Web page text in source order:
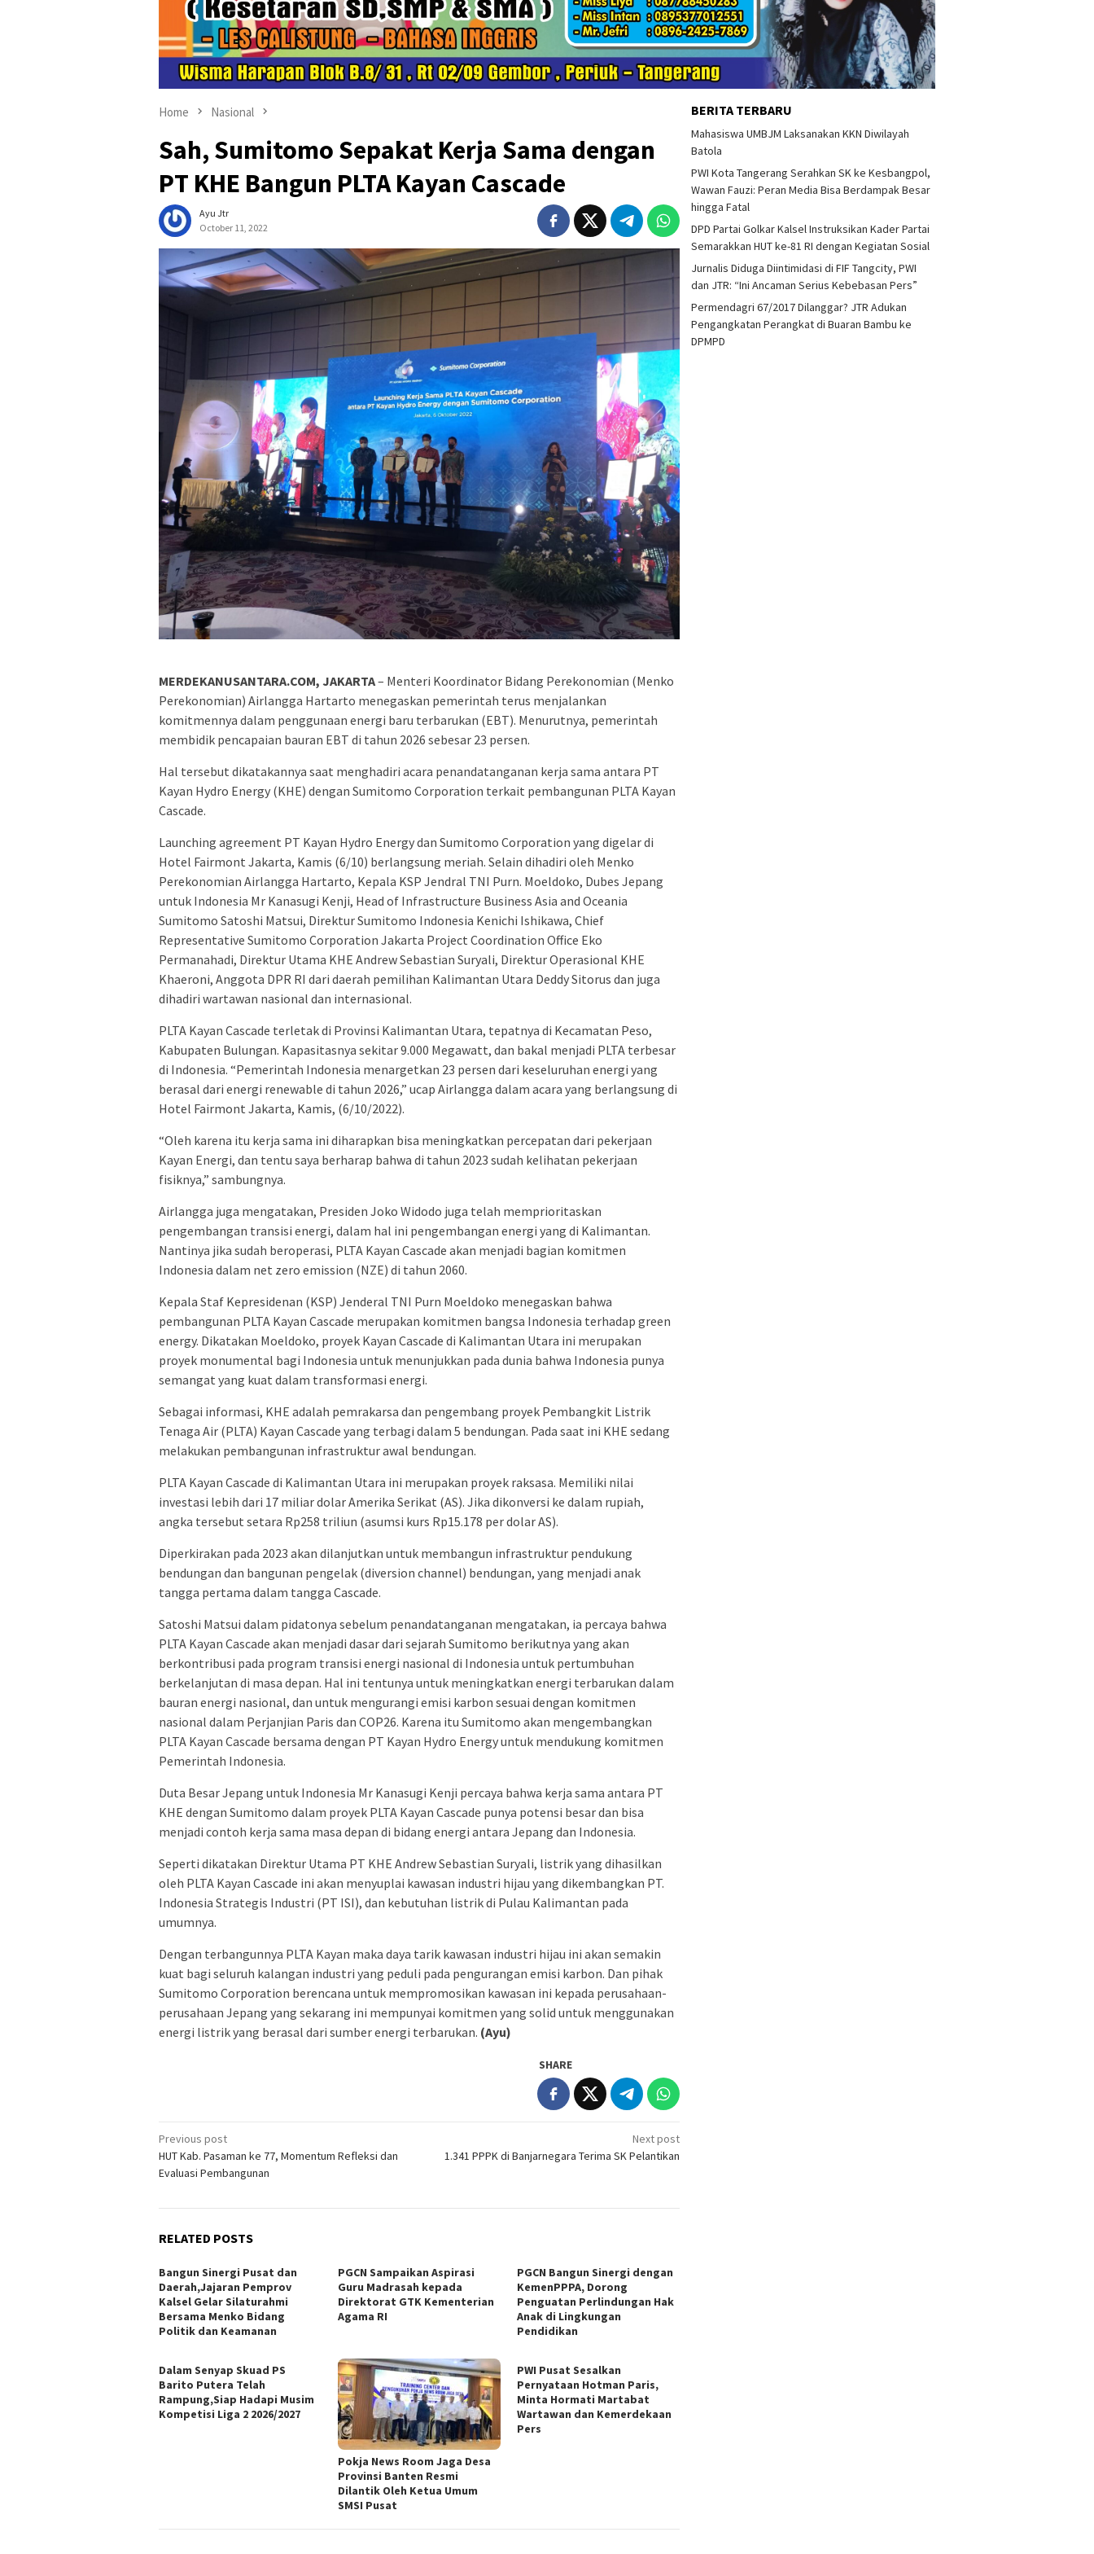
Home Nasional
Sah, Sumitomo Sepakat Kerja Sama dengan
PT KHE Bangun PLTA Kayan Cascade
Ayu Jtr
October 11, 2022
MERDEKANUSANTARA.COM, JAKARTA– Menteri Koordinator Bidang Perekonomian (Menko
Perekonomian) Airlangga Hartarto menegaskan pemerintah terus menjalankan
komitmennya dalam penggunaan energi baru terbarukan (EBT). Menurutnya, pemerintah
membidik pencapaian bauran EBT di tahun 2026 sebesar 23 persen.
Hal tersebut dikatakannya saat menghadiri acara penandatanganan kerja sama antara PT
Kayan Hydro Energy (KHE) dengan Sumitomo Corporation terkait pembangunan PLTA Kayan
Cascade.
Launching agreement PT Kayan Hydro Energy dan Sumitomo Corporation yang digelar di
Hotel Fairmont Jakarta, Kamis (6/10) berlangsung meriah. Selain dihadiri oleh Menko
Perekonomian Airlangga Hartarto, Kepala KSP Jendral TNI Purn. Moeldoko, Dubes Jepang
untuk Indonesia Mr Kanasugi Kenji, Head of Infrastructure Business Asia and Oceania
Sumitomo Satoshi Matsui, Direktur Sumitomo Indonesia Kenichi Ishikawa, Chief
Representative Sumitomo Corporation Jakarta Project Coordination Office Eko
Permanahadi, Direktur Utama KHE Andrew Sebastian Suryali, Direktur Operasional KHE
Khaeroni, Anggota DPR RI dari daerah pemilihan Kalimantan Utara Deddy Sitorus dan juga
dihadiri wartawan nasional dan internasional.
PLTA Kayan Cascade terletak di Provinsi Kalimantan Utara, tepatnya di Kecamatan Peso,
Kabupaten Bulungan. Kapasitasnya sekitar 9.000 Megawatt, dan bakal menjadi PLTA terbesar
di Indonesia. “Pemerintah Indonesia menargetkan 23 persen dari keseluruhan energi yang
berasal dari energi renewable di tahun 2026,” ucap Airlangga dalam acara yang berlangsung di
Hotel Fairmont Jakarta, Kamis, (6/10/2022).
“Oleh karena itu kerja sama ini diharapkan bisa meningkatkan percepatan dari pekerjaan
Kayan Energi, dan tentu saya berharap bahwa di tahun 2023 sudah kelihatan pekerjaan
fisiknya,” sambungnya.
Airlangga juga mengatakan, Presiden Joko Widodo juga telah memprioritaskan
pengembangan transisi energi, dalam hal ini pengembangan energi yang di Kalimantan.
Nantinya jika sudah beroperasi, PLTA Kayan Cascade akan menjadi bagian komitmen
Indonesia dalam net zero emission (NZE) di tahun 2060.
Kepala Staf Kepresidenan (KSP) Jenderal TNI Purn Moeldoko menegaskan bahwa
pembangunan PLTA Kayan Cascade merupakan komitmen bangsa Indonesia terhadap green
energy. Dikatakan Moeldoko, proyek Kayan Cascade di Kalimantan Utara ini merupakan
proyek monumental bagi Indonesia untuk menunjukkan pada dunia bahwa Indonesia punya
semangat yang kuat dalam transformasi energi.
Sebagai informasi, KHE adalah pemrakarsa dan pengembang proyek Pembangkit Listrik
Tenaga Air (PLTA) Kayan Cascade yang terbagi dalam 5 bendungan. Pada saat ini KHE sedang
melakukan pembangunan infrastruktur awal bendungan.
PLTA Kayan Cascade di Kalimantan Utara ini merupakan proyek raksasa. Memiliki nilai
investasi lebih dari 17 miliar dolar Amerika Serikat (AS). Jika dikonversi ke dalam rupiah,
angka tersebut setara Rp258 triliun (asumsi kurs Rp15.178 per dolar AS).
Diperkirakan pada 2023 akan dilanjutkan untuk membangun infrastruktur pendukung
bendungan dan bangunan pengelak (diversion channel) bendungan, yang menjadi anak
tangga pertama dalam tangga Cascade.
Satoshi Matsui dalam pidatonya sebelum penandatanganan mengatakan, ia percaya bahwa
PLTA Kayan Cascade akan menjadi dasar dari sejarah Sumitomo berikutnya yang akan
berkontribusi pada program transisi energi nasional di Indonesia untuk pertumbuhan
berkelanjutan di masa depan. Hal ini tentunya untuk meningkatkan energi terbarukan dalam
bauran energi nasional, dan untuk mengurangi emisi karbon sesuai dengan komitmen
nasional dalam Perjanjian Paris dan COP26. Karena itu Sumitomo akan mengembangkan
PLTA Kayan Cascade bersama dengan PT Kayan Hydro Energy untuk mendukung komitmen
Pemerintah Indonesia.
Duta Besar Jepang untuk Indonesia Mr Kanasugi Kenji percaya bahwa kerja sama antara PT
KHE dengan Sumitomo dalam proyek PLTA Kayan Cascade punya potensi besar dan bisa
menjadi contoh kerja sama masa depan di bidang energi antara Jepang dan Indonesia.
Seperti dikatakan Direktur Utama PT KHE Andrew Sebastian Suryali, listrik yang dihasilkan
oleh PLTA Kayan Cascade ini akan menyuplai kawasan industri hijau yang dikembangkan PT.
Indonesia Strategis Industri (PT ISI), dan kebutuhan listrik di Pulau Kalimantan pada
umumnya.
Dengan terbangunnya PLTA Kayan maka daya tarik kawasan industri hijau ini akan semakin
kuat bagi seluruh kalangan industri yang peduli pada pengurangan emisi karbon. Dan pihak
Sumitomo Corporation berencana untuk mempromosikan kawasan ini kepada perusahaan-
perusahaan Jepang yang sekarang ini mempunyai komitmen yang solid untuk menggunakan
energi listrik yang berasal dari sumber energi terbarukan. (Ayu)
SHARE
Post
navigation
Previous post
HUT Kab. Pasaman ke 77, Momentum Refleksi dan
Evaluasi Pembangunan
Next post
1.341 PPPK di Banjarnegara Terima SK Pelantikan
RELATED POSTS
Bangun Sinergi Pusat dan
Daerah,Jajaran Pemprov
Kalsel Gelar Silaturahmi
Bersama Menko Bidang
Politik dan Keamanan
PGCN Sampaikan Aspirasi
Guru Madrasah kepada
Direktorat GTK Kementerian
Agama RI
PGCN Bangun Sinergi dengan
KemenPPPA, Dorong
Penguatan Perlindungan Hak
Anak di Lingkungan
Pendidikan
Dalam Senyap Skuad PS
Barito Putera Telah
Rampung,Siap Hadapi Musim
Kompetisi Liga 2 2026/2027
Pokja News Room Jaga Desa
Provinsi Banten Resmi
Dilantik Oleh Ketua Umum
SMSI Pusat
PWI Pusat Sesalkan
Pernyataan Hotman Paris,
Minta Hormati Martabat
Wartawan dan Kemerdekaan
Pers
BERITA TERBARU
Mahasiswa UMBJM Laksanakan KKN Diwilayah
Batola
PWI Kota Tangerang Serahkan SK ke Kesbangpol,
Wawan Fauzi: Peran Media Bisa Berdampak Besar
hingga Fatal
DPD Partai Golkar Kalsel Instruksikan Kader Partai
Semarakkan HUT ke-81 RI dengan Kegiatan Sosial
Jurnalis Diduga Diintimidasi di FIF Tangcity, PWI
dan JTR: “Ini Ancaman Serius Kebebasan Pers”
Permendagri 67/2017 Dilanggar? JTR Adukan
Pengangkatan Perangkat di Buaran Bambu ke
DPMPD